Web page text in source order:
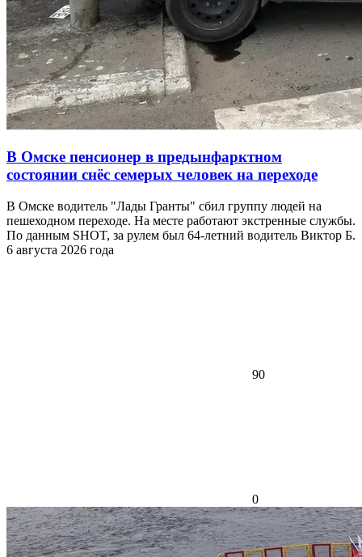
В Омске пенсионер в предынфарктном
состоянии снёс семерых человек на переходе
В Омске водитель "Лады Гранты" сбил группу людей на
пешеходном переходе. На месте работают экстренные службы.
По данным SHOT, за рулем был 64-летний водитель Виктор Б.
6 августа 2026 года
90
0